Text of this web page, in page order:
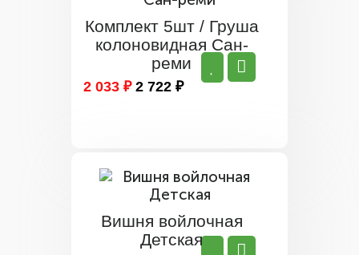
Комплект 5шт / Груша
колоновидная Сан-
реми
2 033 ₽ 2 722 ₽
Вишня войлочная
Детская